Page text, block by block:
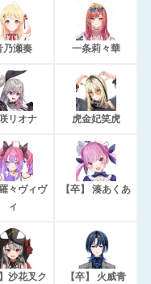
乃瀬奏 一条莉々華
リオナ 虎金妃笑虎
々ヴィヴ
ィ
【卒】 湊あくあ
】沙花叉ク
【卒】 火威青